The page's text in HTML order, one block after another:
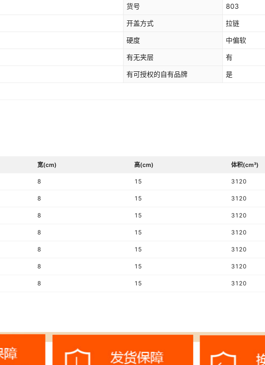
货号 803
开盖方式 拉链
硬度 中偏软
有无夹层 有
有可授权的自有品牌 是
宽(cm) 高(cm) 体积(cm³)
8 15 3120
8 15 3120
8 15 3120
8 15 3120
8 15 3120
8 15 3120
8 15 3120